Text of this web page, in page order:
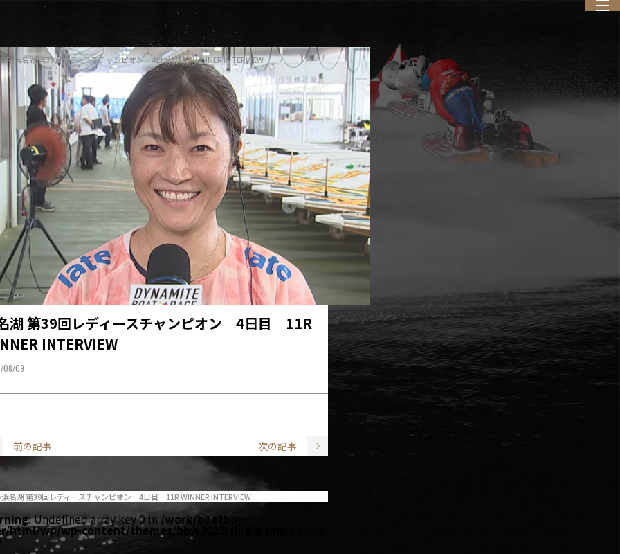
浜名湖 第39回レディースチャンピオン 4日目 11R WINNER INTERVIEW
湖 第39回レディースチャンピオン 4日目 11R
INTERVIEW
08/09
前の記事 次の記事
浜名湖 第39回レディースチャンピオン 4日目 11R WINNER INTERVIEW
: Undefined array key 0 in/work/boatboy-
html/wp/wp-content/themes/bbw2025/single.php